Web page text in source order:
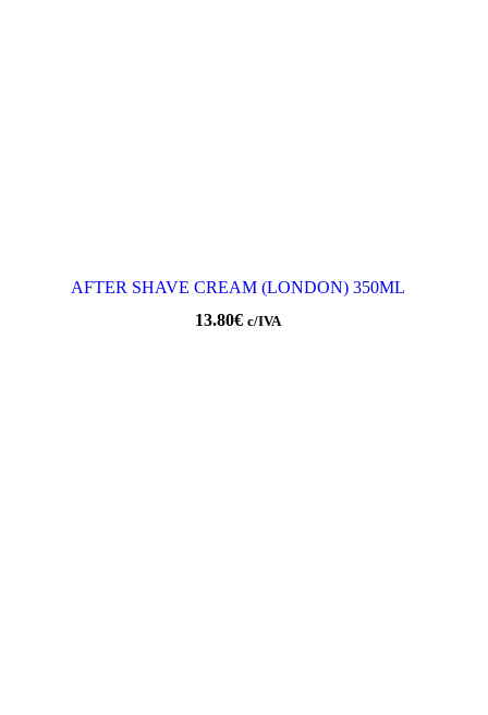
AFTER SHAVE CREAM (LONDON) 350ML
13.80€ c/IVA